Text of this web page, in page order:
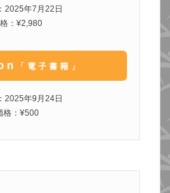
2025年7月22日
：¥2,980
「電子書籍」
2025年9月24日
格：¥500